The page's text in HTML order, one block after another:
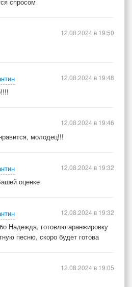
12.08.2024 в 19:50
12.08.2024 в 19:48
молодец!!!
12.08.2024 в 19:46
оценке
12.08.2024 в 19:32
Надежда, готовлю аранжировку
песню, скоро будет готова
12.08.2024 в 19:32
12.08.2024 в 19:05